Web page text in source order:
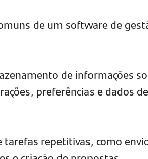
de um software de
de informações
preferências e dados de
tarefas repetitivas, como